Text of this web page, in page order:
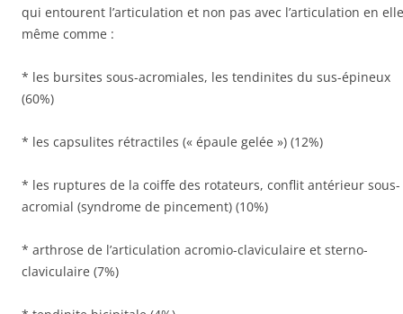
qui entourent l’articulation et non pas avec l’articulation en elle
même comme :
* les bursites sous-acromiales, les tendinites du sus-épineux
(60%)
* les capsulites rétractiles (« épaule gelée ») (12%)
* les ruptures de la coiffe des rotateurs, conflit antérieur sous-
acromial (syndrome de pincement) (10%)
* arthrose de l’articulation acromio-claviculaire et sterno-
claviculaire (7%)